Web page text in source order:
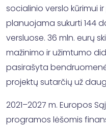
socialinio verslo kūrimui
planuojama sukurti 144
versluose. 36 mln. eurų
mažinimo ir užimtumo
pasirašyta
projektų sutarčių už
2021–2027 m. Europos
programos lėšomis